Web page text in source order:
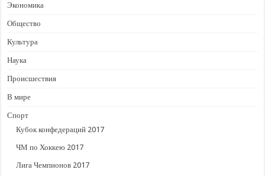
Экономика
Общество
Культура
Наука
Происшествия
В мире
Спорт
Кубок конфедераций 2017
ЧМ по Хоккею 2017
Лига Чемпионов 2017